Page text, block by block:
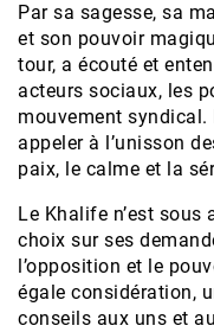
Par sa sagesse, sa
et son pouvoir
tour, a écouté et
acteurs sociaux, les
mouvement
appeler à l’unisson
paix, le calme et la
Le Khalife n’est
choix sur ses
l’opposition et le
égale considération,
conseils aux uns et